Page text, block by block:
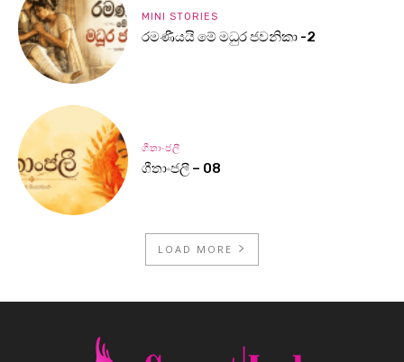
MINI STORIES
රමණීයයි මේ මධුර ජවනිකා -2
ගීතාංජලී
ගීතාංජලී – 08
LOAD MORE